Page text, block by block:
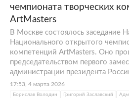
чемпионата творческих
ArtMasters
В Москве состоялось заседание
Национального открытого
компетенций ArtMasters. Оно
председательством первого
администрации президента
17:53, 4 марта 2026
Борислав Володин Григорий Заславский